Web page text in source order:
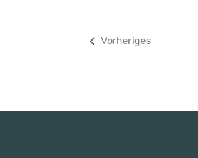
Vorheriges